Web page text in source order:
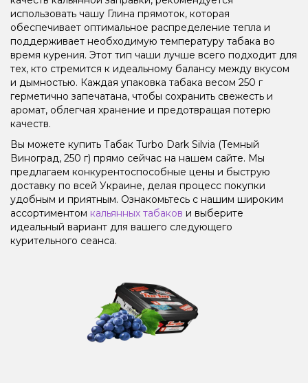
использовать чашу Глина прямоток, которая
обеспечивает оптимальное распределение тепла и
поддерживает необходимую температуру табака во
время курения. Этот тип чаши лучше всего подходит для
тех, кто стремится к идеальному балансу между вкусом
и дымностью. Каждая упаковка табака весом 250 г
герметично запечатана, чтобы сохранить свежесть и
аромат, облегчая хранение и предотвращая потерю
качеств.
Вы можете купить Табак Turbo Dark Silvia (Темный
Виноград, 250 г) прямо сейчас на нашем сайте. Мы
предлагаем конкурентоспособные цены и быструю
доставку по всей Украине, делая процесс покупки
удобным и приятным. Ознакомьтесь с нашим широким
ассортиментом кальянных табаков и выберите
идеальный вариант для вашего следующего
курительного сеанса.